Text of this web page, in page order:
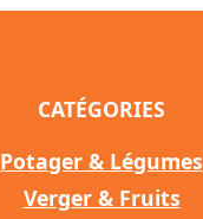
CATÉGORIES
Potager & Légumes
Verger & Fruits